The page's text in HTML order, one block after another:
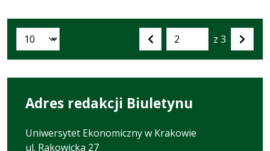
Liczba artykułów na stronie:
Poprzednia
Przejdź
do
z 3
Adres redakcji Biuletynu
Uniwersytet Ekonomiczny w Krakowie
ul. Rakowicka 27